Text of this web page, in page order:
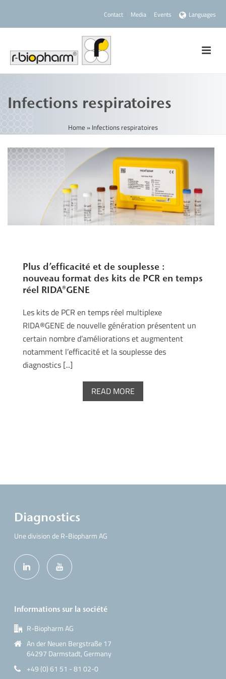
Contact Media Events Languages
Infections respiratoires
Home » Infections respiratoires
Plus d’efficacité et de souplesse :
nouveau format des kits de PCR en temps
réel RIDA®GENE
Les kits de PCR en temps réel multiplexe
RIDA®GENE de nouvelle génération présentent un
certain nombre d’améliorations et augmentent
notamment l’efficacité et la souplesse des
diagnostics [...]
READ MORE
Diagnostics
Une division de R-Biopharm AG
Informations sur la société
R-Biopharm AG
An der Neuen Bergstraße 17
64297 Darmstadt, Germany
+49 (0) 61 51 - 81 02-0